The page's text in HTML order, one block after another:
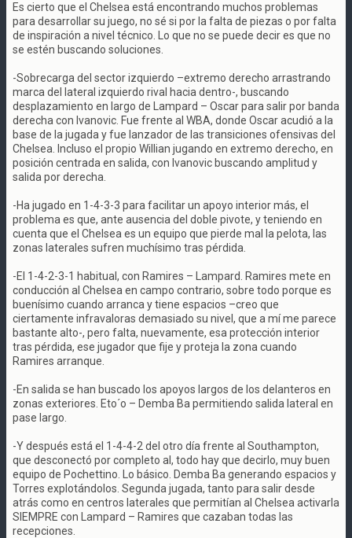
Es cierto que el Chelsea está encontrando muchos problemas
para desarrollar su juego, no sé si por la falta de piezas o por falta
de inspiración a nivel técnico. Lo que no se puede decir es que no
se estén buscando soluciones.
-Sobrecarga del sector izquierdo –extremo derecho arrastrando
marca del lateral izquierdo rival hacia dentro-, buscando
desplazamiento en largo de Lampard – Oscar para salir por banda
derecha con Ivanovic. Fue frente al WBA, donde Oscar acudió a la
base de la jugada y fue lanzador de las transiciones ofensivas del
Chelsea. Incluso el propio Willian jugando en extremo derecho, en
posición centrada en salida, con Ivanovic buscando amplitud y
salida por derecha.
-Ha jugado en 1-4-3-3 para facilitar un apoyo interior más, el
problema es que, ante ausencia del doble pivote, y teniendo en
cuenta que el Chelsea es un equipo que pierde mal la pelota, las
zonas laterales sufren muchísimo tras pérdida.
-El 1-4-2-3-1 habitual, con Ramires – Lampard. Ramires mete en
conducción al Chelsea en campo contrario, sobre todo porque es
buenísimo cuando arranca y tiene espacios –creo que
ciertamente infravaloras demasiado su nivel, que a mí me parece
bastante alto-, pero falta, nuevamente, esa protección interior
tras pérdida, ese jugador que fije y proteja la zona cuando
Ramires arranque.
-En salida se han buscado los apoyos largos de los delanteros en
zonas exteriores. Eto´o – Demba Ba permitiendo salida lateral en
pase largo.
-Y después está el 1-4-4-2 del otro día frente al Southampton,
que desconectó por completo al, todo hay que decirlo, muy buen
equipo de Pochettino. Lo básico. Demba Ba generando espacios y
Torres explotándolos. Segunda jugada, tanto para salir desde
atrás como en centros laterales que permitían al Chelsea activarla
SIEMPRE con Lampard – Ramires que cazaban todas las
recepciones.